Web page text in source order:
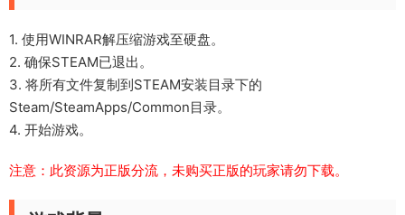
1. 使用WINRAR解压缩游戏至硬盘。
2. 确保STEAM已退出。
3. 将所有文件复制到STEAM安装目录下的
Steam/SteamApps/Common目录。
4. 开始游戏。
注意：此资源为正版分流，未购买正版的玩家请勿下载。